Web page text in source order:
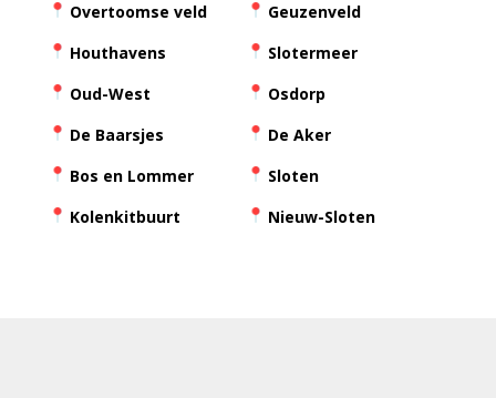
Overtoomse veld
Houthavens
Oud-West
De Baarsjes
Bos en Lommer
Kolenkitbuurt
Geuzenveld
Slotermeer
Osdorp
De Aker
Sloten
Nieuw-Sloten